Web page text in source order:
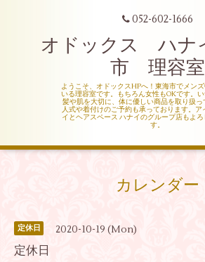
052-602-1666
オドックス ハ
市 理容室
ようこそ、オドックスHPへ！東海市でメン
いる理容室です。もちろん女性もOKです。
髪や肌を大切に、体に優しい商品を取り扱
人式や着付けのご予約も承っております。ア
イとヘアスペース ハナイのグループ店もよ
す。
カレンダー
定休日 2020-10-19 (Mon)
定休日